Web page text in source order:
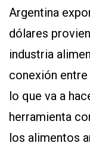
Argentina
dólares
industria
conexión
lo que va a
herramienta
los alimentos